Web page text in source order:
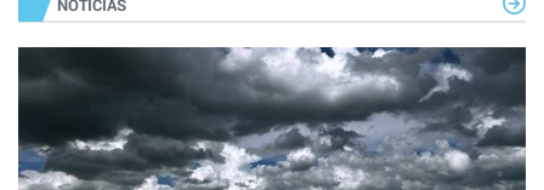
NOTÍCIAS